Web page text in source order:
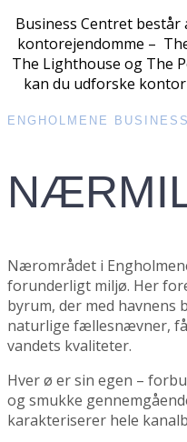
Business Centret
kontorejendomme –
The Lighthouse og The
kan du udforske
ENGHOLMENE
Nærområdet i
forunderligt miljø. Her
byrum, der med havnens
naturlige fællesnævner,
vandets kvaliteter.
Hver ø er sin egen –
og smukke
karakteriserer hele